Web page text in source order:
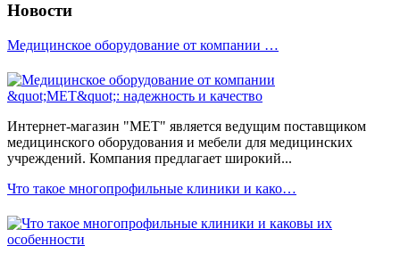
Новости
Медицинское оборудование от компании …
Интернет-магазин "МЕТ" является ведущим поставщиком
медицинского оборудования и мебели для медицинских
учреждений. Компания предлагает широкий...
Что такое многопрофильные клиники и како…